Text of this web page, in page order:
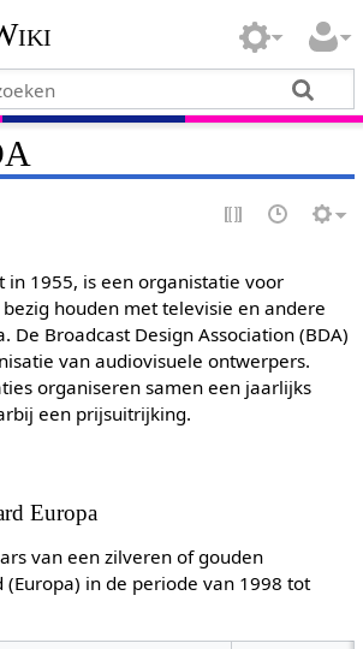
in 1955, is een organistatie voor
houden met televisie en andere
De Broadcast Design Association (BDA)
van audiovisuele ontwerpers.
organiseren samen een jaarlijks
een prijsuitrijking.
Europa
van een zilveren of gouden
(Europa) in de periode van 1998 tot